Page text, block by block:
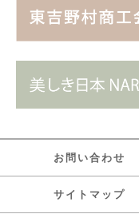
お問い合わせ
サイトマップ